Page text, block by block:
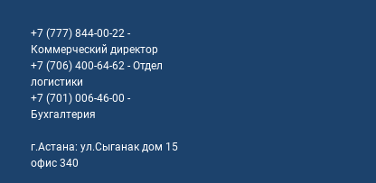
+7 (777) 844-00-22 -
Коммерческий директор
+7 (706) 400-64-62 - Отдел
логистики
+7 (701) 006-46-00 -
Бухгалтерия
г.Астана: ул.Сыганак дом 15
офис 340